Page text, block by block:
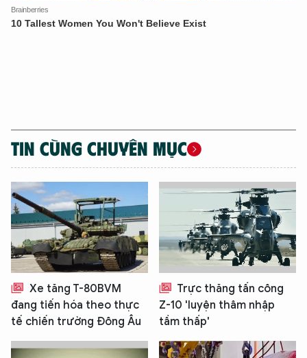
TIN CÙNG CHUYÊN MỤC
Xe tăng T-80BVM
đang tiến hóa theo thực
tế chiến trường Đông Âu
Trực thăng tấn công
Z-10 'luyện thâm nhập
tầm thấp'